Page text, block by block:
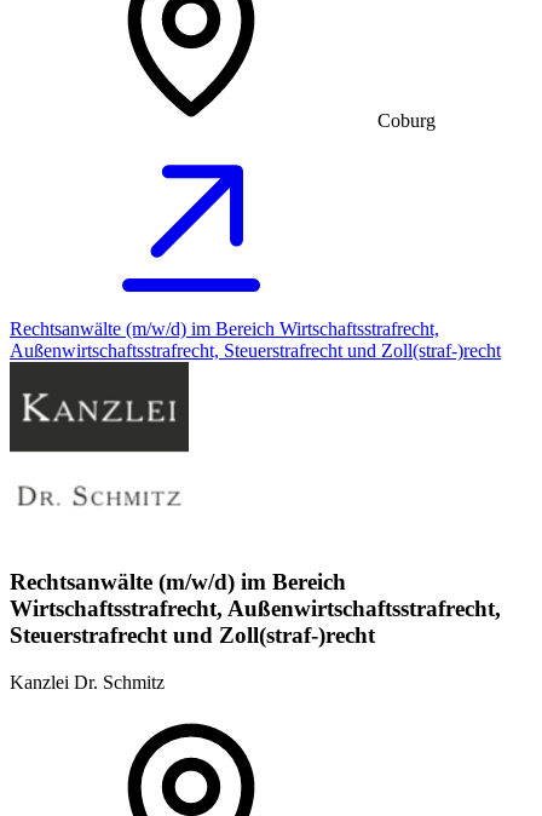
Coburg
Rechtsanwälte (m/w/d) im Bereich Wirtschaftsstrafrecht,
Außenwirtschaftsstrafrecht, Steuerstrafrecht und Zoll(straf-)recht
Rechtsanwälte (m/w/d) im Bereich
Wirtschaftsstrafrecht, Außenwirtschaftsstrafrecht,
Steuerstrafrecht und Zoll(straf-)recht
Kanzlei Dr. Schmitz